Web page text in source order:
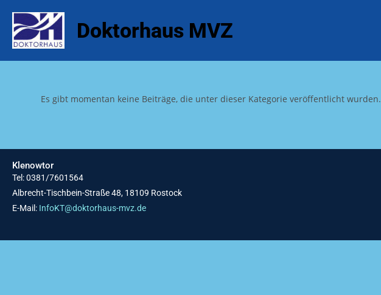
springen
Doktorhaus MVZ
Es gibt momentan keine Beiträge, die unter dieser Kategorie veröffentlicht wurden.
Klenowtor
Tel: 0381/7601564
Albrecht-Tischbein-Straße 48, 18109 Rostock
E-Mail: InfoKT@doktorhaus-mvz.de